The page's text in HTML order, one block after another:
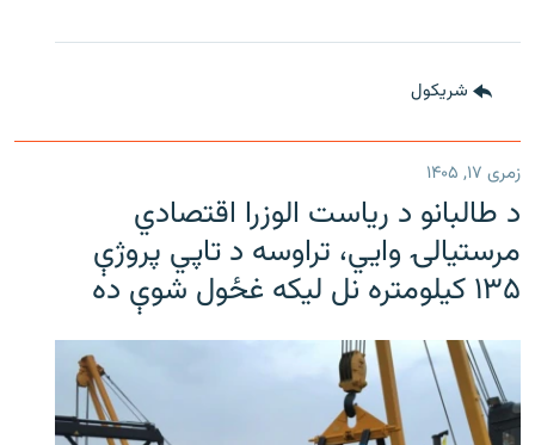
شريکول
زمری ۱۷, ۱۴۰۵
د طالبانو د ریاست الوزرا اقتصادي
مرستیالۍ وایي، تراوسه د تاپي پروژې
۱۳۵ کیلومتره نل لیکه غځول شوې ده